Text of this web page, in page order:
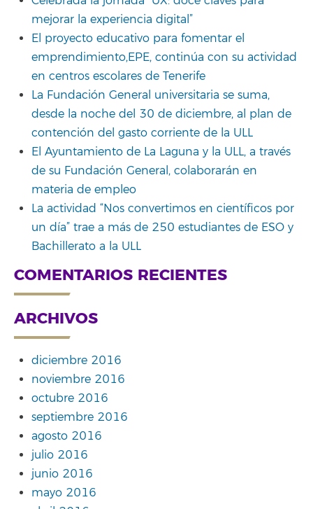
mejorar la experiencia digital”
El proyecto educativo para fomentar el
emprendimiento,EPE, continúa con su actividad
en centros escolares de Tenerife
La Fundación General universitaria se suma,
desde la noche del 30 de diciembre, al plan de
contención del gasto corriente de la ULL
El Ayuntamiento de La Laguna y la ULL, a través
de su Fundación General, colaborarán en
materia de empleo
La actividad “Nos convertimos en científicos por
un día” trae a más de 250 estudiantes de ESO y
Bachillerato a la ULL
COMENTARIOS RECIENTES
ARCHIVOS
diciembre 2016
noviembre 2016
octubre 2016
septiembre 2016
agosto 2016
julio 2016
junio 2016
mayo 2016